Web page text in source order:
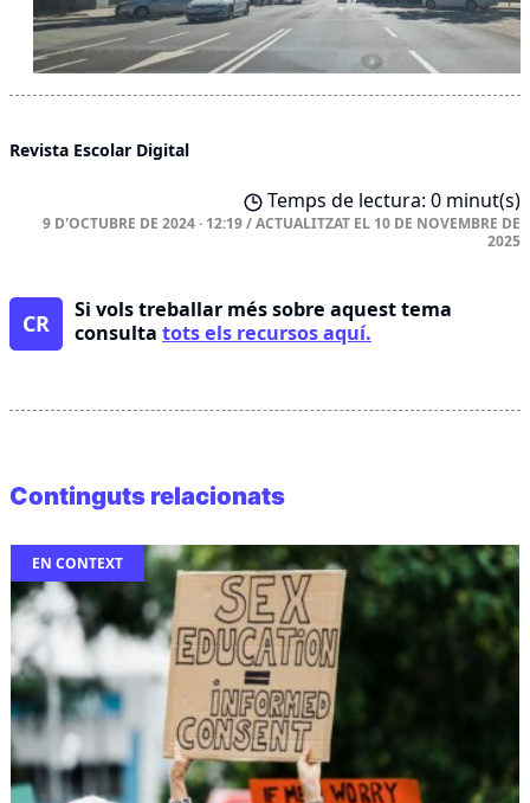
Revista Escolar Digital
Temps de lectura: 0 minut(s)
9 D'OCTUBRE DE 2024 · 12:19/ACTUALITZAT EL 10 DE NOVEMBRE DE
2025
CR
Si vols treballar més sobre aquest tema
consulta tots els recursos aquí.
Continguts relacionats
EN CONTEXT